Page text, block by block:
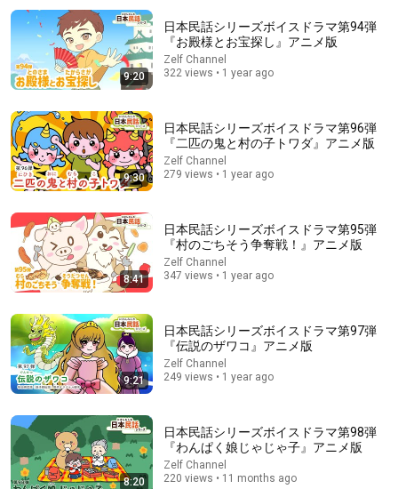
ABCテレビニュース
14:22
🚨 If Cops Say "I Smell Alcohol" — Say THIS Immediately (It's
a Trap)
9:20
日本民話シリーズボイスドラマ第94弾
『お殿様とお宝探し』アニメ版
Zelf Channel
322 views • 1 year ago
9:30
日本民話シリーズボイスドラマ第96弾
『二匹の鬼と村の子トワダ』アニメ版
Zelf Channel
279 views • 1 year ago
8:41
日本民話シリーズボイスドラマ第95弾
『村のごちそう争奪戦！』アニメ版
Zelf Channel
347 views • 1 year ago
9:21
日本民話シリーズボイスドラマ第97弾
『伝説のザワコ』アニメ版
Zelf Channel
249 views • 1 year ago
8:20
日本民話シリーズボイスドラマ第98弾
『わんぱく娘じゃじゃ子』アニメ版
Zelf Channel
220 views • 11 months ago